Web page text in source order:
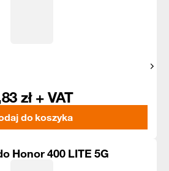
zł + VAT
do koszyka
Honor 400 LITE 5G